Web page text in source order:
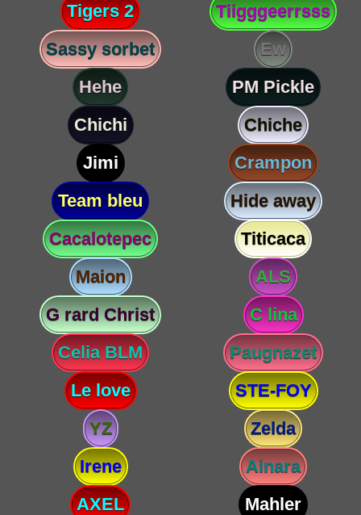
Tigers 2
Tiigggeerrsss
Sassy sorbet
Ew
Hehe
PM Pickle
Chichi
Chiche
Jimi
Crampon
Team bleu
Hide away
Cacalotepec
Titicaca
Maion
ALS
G rard Christ
C lina
Celia BLM
Paugnazet
Le love
STE-FOY
YZ
Zelda
Irene
Ainara
AXEL
Mahler